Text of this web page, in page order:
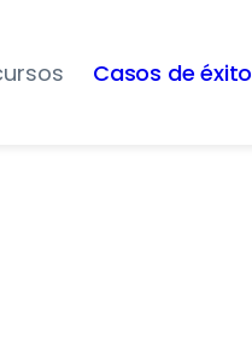
Casos de éxito